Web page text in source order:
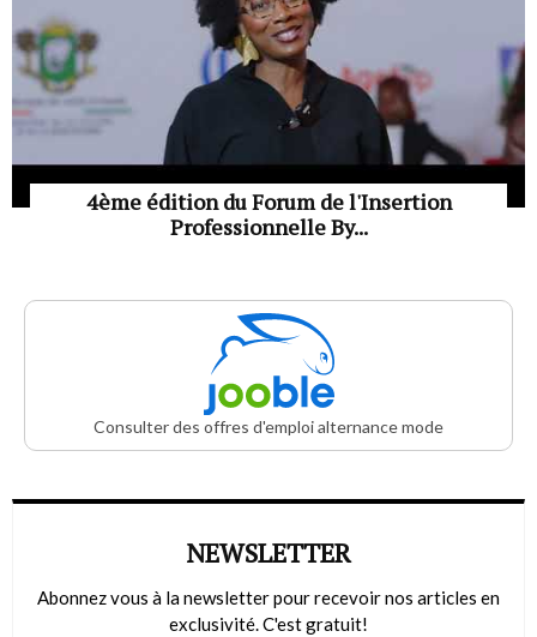
4ème édition du Forum de l'Insertion
Professionnelle By...
Consulter des offres d'emploi alternance mode
NEWSLETTER
Abonnez vous à la newsletter pour recevoir nos articles en
exclusivité. C'est gratuit!